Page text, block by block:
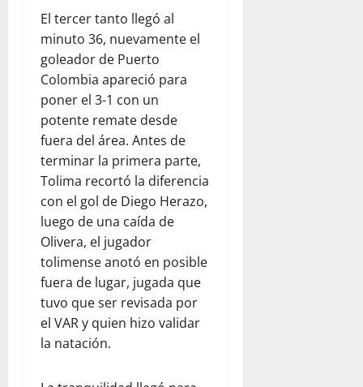
El tercer tanto llegó al
minuto 36, nuevamente el
goleador de Puerto
Colombia apareció para
poner el 3-1 con un
potente remate desde
fuera del área. Antes de
terminar la primera parte,
Tolima recortó la diferencia
con el gol de Diego Herazo,
luego de una caída de
Olivera, el jugador
tolimense anotó en posible
fuera de lugar, jugada que
tuvo que ser revisada por
el VAR y quien hizo validar
la natación.